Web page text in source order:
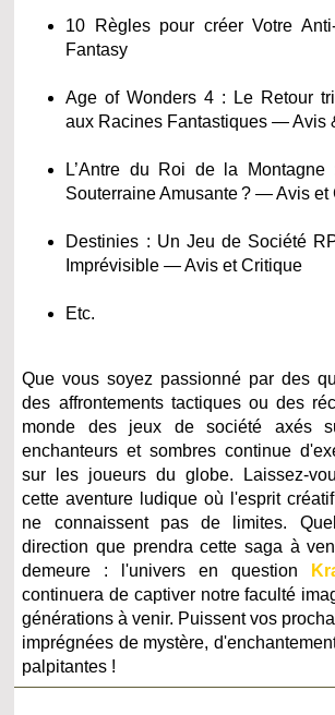
10 Règles pour créer Votre
Fantasy
Age of Wonders 4 : Le Retour
aux Racines Fantastiques — Avis
L’Antre du Roi de la Montagne
Souterraine Amusante ? — Avis et
Destinies : Un Jeu de Société
Imprévisible — Avis et Critique
Etc.
Que vous soyez passionné par des
des affrontements tactiques ou des
monde des jeux de société axés
enchanteurs et sombres continue
sur les joueurs du globe. Laissez-
cette aventure ludique où l'esprit
ne connaissent pas de limites.
direction que prendra cette saga à
demeure : l'univers en question
continuera de captiver notre faculté
générations à venir. Puissent vos
imprégnées de mystère,
palpitantes !